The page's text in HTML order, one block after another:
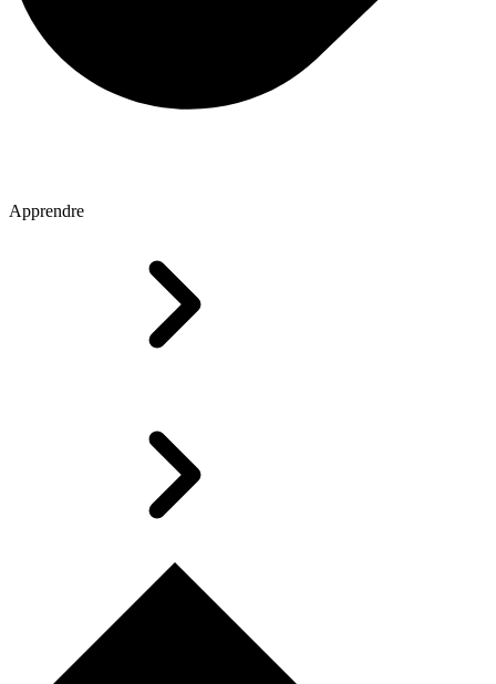
Apprendre